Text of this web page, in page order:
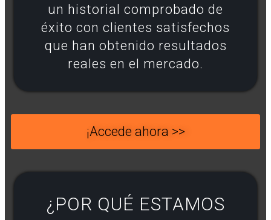
un historial comprobado de
éxito con clientes satisfechos
que han obtenido resultados
reales en el mercado.
¡Accede ahora >>
¿POR QUÉ ESTAMOS